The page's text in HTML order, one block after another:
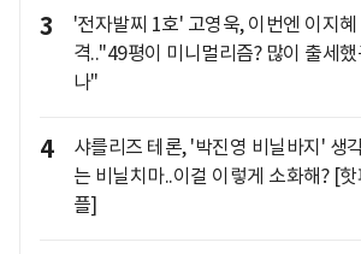
3
'전자발찌 1호' 고영욱, 이번엔 이지혜
격.."49평이 미니멀리즘? 많이 출세
나"
4
샤를리즈 테론, '박진영 비닐바지' 생
는 비닐치마..이걸 이렇게 소화해? [핫
플]